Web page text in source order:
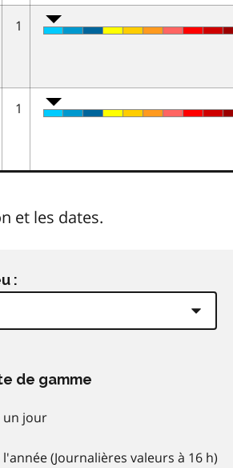
1
1
et les dates.
:
de gamme
jour
(Journalières valeurs à 16 h)